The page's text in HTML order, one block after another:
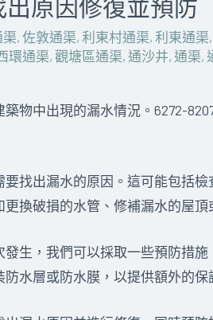
原因修復並預防
渠,佐敦通渠, 利東村通渠, 利東通渠,
環通渠,觀塘區通渠,通沙井,通渠,
物中出現的漏水情況。6272-
要找出漏水的原因。這可能包括
換破損的水管、修補漏水的屋頂
生，我們可以採取一些預防措
水層或防水膜，以提供額外的保